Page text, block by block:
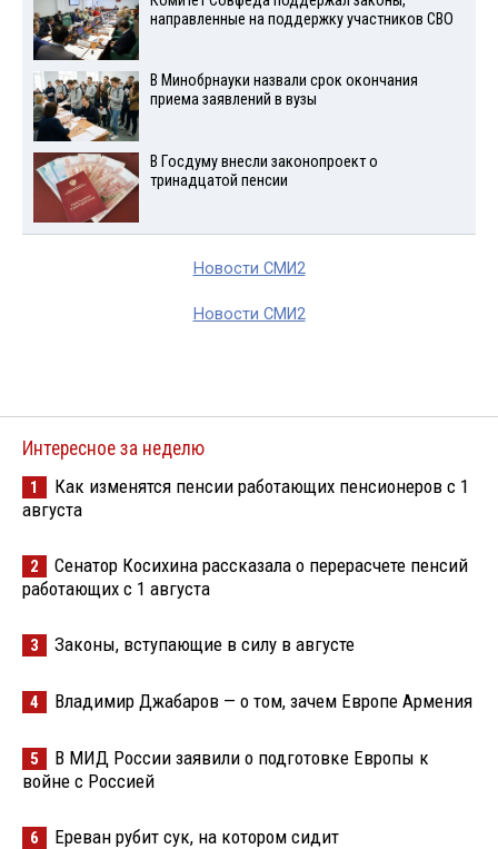
направленные на поддержку участников СВО
В Минобрнауки назвали срок окончания
приема заявлений в вузы
В Госдуму внесли законопроект о
тринадцатой пенсии
Новости СМИ2
Новости СМИ2
Интересное за неделю
1
Как изменятся пенсии работающих пенсионеров с 1
августа
2
Сенатор Косихина рассказала о перерасчете пенсий
работающих с 1 августа
3 Законы, вступающие в силу в августе
4 Владимир Джабаров — о том, зачем Европе Армения
5
В МИД России заявили о подготовке Европы к
войне с Россией
6 Ереван рубит сук, на котором сидит